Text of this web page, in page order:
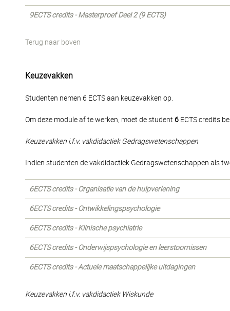
9ECTS credits - Masterproef Deel 2 (9 ECTS)
Terug naar boven
Keuzevakken
Studenten nemen 6 ECTS aan keuzevakken op.
Om deze module af te werken, moet de student 6 ECTS credits
Keuzevakken i.f.v. vakdidactiek Gedragswetenschappen
Indien studenten de vakdidactiek Gedragswetenschappen als
6ECTS credits - Organisatie van de hulpverlening
6ECTS credits - Ontwikkelingspsychologie
6ECTS credits - Klinische psychiatrie
6ECTS credits - Onderwijspsychologie en leerstoornissen
6ECTS credits - Actuele maatschappelijke uitdagingen
Keuzevakken i.f.v. vakdidactiek Wiskunde